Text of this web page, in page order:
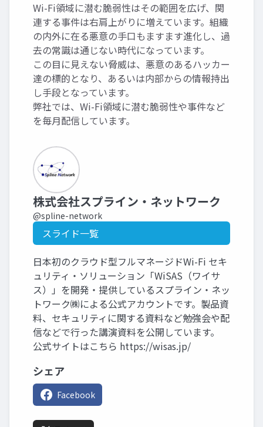
Wi-Fi領域に潜む脆弱性はその範囲を広げ、関
連する事件は右肩上がりに増えています。組織
の内外に在る悪意の手口もますます進化し、過
去の常識は通じない時代になっています。
この目に見えない脅威は、悪意のあるハッカー
達の標的となり、あるいは内部からの情報持出
し手段となっています。
弊社では、Wi-Fi領域に潜む脆弱性や事件など
を毎月配信しています。
株式会社スプライン・ネットワーク
@spline-network
スライド一覧
日本初のクラウド型フルマネージドWi-Fi セキ
ュリティ・ソリューション「WiSAS（ワイサ
ス）」を開発・提供しているスプライン・ネッ
トワーク㈱による公式アカウントです。製品資
料、セキュリティに関する資料など勉強会や配
信などで行った講演資料を公開しています。
公式サイトはこちら https://wisas.jp/
シェア
Facebook